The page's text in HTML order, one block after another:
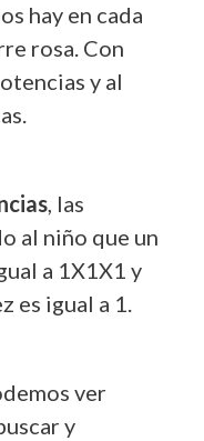
hay en cada
rosa. Con
y al
, las
al niño que un
a 1X1X1 y
es igual a 1.
ver
y